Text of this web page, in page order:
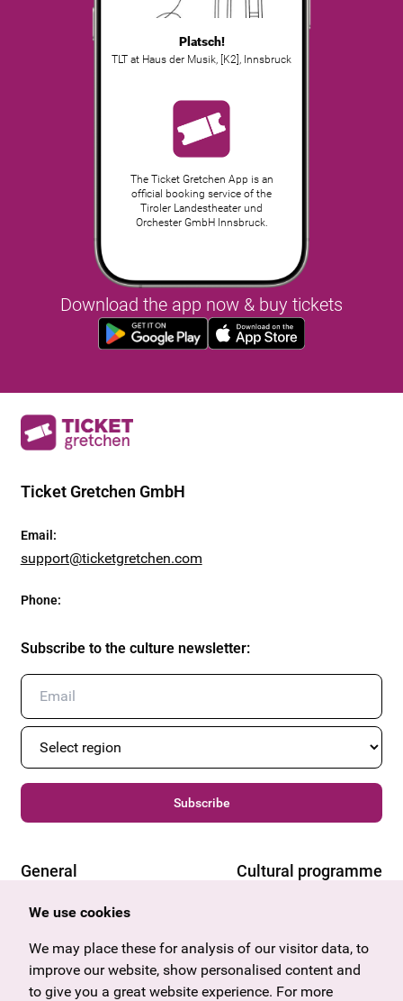
Platsch!
TLT at Haus der Musik, [K2] Innsbruck
The Ticket Gretchen App is an
official booking service of the
Tiroler Landestheater und
Orchester GmbH Innsbruck.
Download the app now & buy tickets
Ticket Gretchen GmbH
Email :
support@ticketgretchen.com
Phone:
Subscribe to the culture newsletter:
Subscribe
General
Offers & News
Gift voucher
Frequently asked questions
Cultural programme
Vorarlberg
Burgenland
Salzburg
We use cookies
We may place these for analysis of our visitor data, to
improve our website, show personalised content and
to give you a great website experience. For more